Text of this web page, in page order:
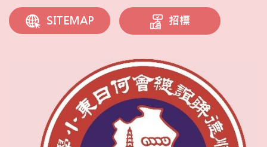
SITEMAP 招標